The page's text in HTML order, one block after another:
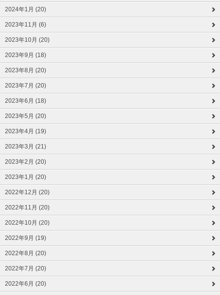
2024年1月 (20)
2023年11月 (6)
2023年10月 (20)
2023年9月 (18)
2023年8月 (20)
2023年7月 (20)
2023年6月 (18)
2023年5月 (20)
2023年4月 (19)
2023年3月 (21)
2023年2月 (20)
2023年1月 (20)
2022年12月 (20)
2022年11月 (20)
2022年10月 (20)
2022年9月 (19)
2022年8月 (20)
2022年7月 (20)
2022年6月 (20)